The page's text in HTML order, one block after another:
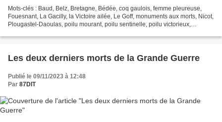
Mots-clés : Baud, Belz, Bretagne, Bédée, coq gaulois, femme pleureuse,
Fouesnant, La Gacilly, la Victoire ailée, Le Goff, monuments aux morts, Nicot,
Plougastel-Daoulas, poilu mourant, poilu sentinelle, poilu victorieux,
Les deux derniers morts de la Grande Guerre
Publié le 09/11/2023 à 12:48
Par 87DIT